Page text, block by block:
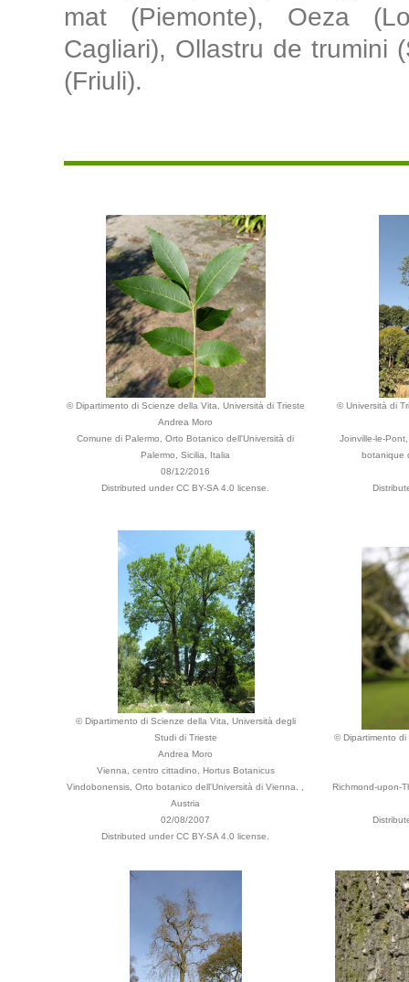
mat (Piemonte), Oeza
Cagliari), Ollastru de trumini
(Friuli).
© Dipartimento di Scienze della Vita, Università di Trieste
Andrea Moro
Comune di Palermo, Orto Botanico dell'Università di
Palermo, Sicilia, Italia
08/12/2016
Distributed under CC BY-SA 4.0 license.
© Università di
Joinville-le-
botanique
© Dipartimento di Scienze della Vita, Università degli
Studi di Trieste
Andrea Moro
Vienna, centro cittadino, Hortus Botanicus
Vindobonensis, Orto botanico dell'Università di Vienna. ,
Austria
02/08/2007
Distributed under CC BY-SA 4.0 license.
© Dipartimento di
Richmond-upon-